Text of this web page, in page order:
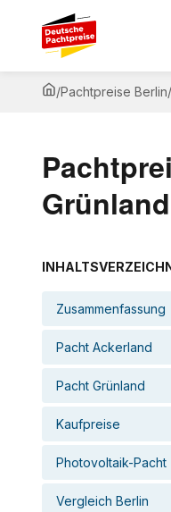
/Pachtpreise Berlin/
Grünland
Zusammenfassung
Pacht Ackerland
Pacht Grünland
Kaufpreise
Photovoltaik-Pacht
Vergleich Berlin